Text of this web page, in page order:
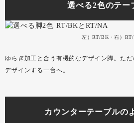
選べる2色のテー
左）RT/BK・右）RT/
ゆらぎ加工と合う有機的なデザイン脚。た
デザインする一台へ。
カウンターテーブルの